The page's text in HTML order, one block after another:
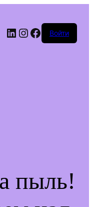
LinkedIn
Instagram
Facebook
Войти
пыль!